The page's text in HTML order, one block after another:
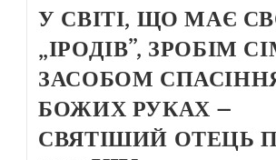
У СВІТІ, ЩО МАЄ
„ІРОДІВ”, ЗРОБІМ
ЗАСОБОМ
БОЖИХ РУКАХ –
СВЯТІШИЙ ОТЕЦЬ